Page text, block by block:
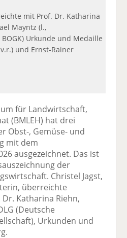
mit Prof. Dr. Katharina
Mayntz (l.,
Urkunde und Medaille
und Ernst-Rainer
für Landwirtschaft,
(BMLEH) hat drei
Obst-, Gemüse- und
mit dem
ausgezeichnet. Das ist
der
Christel Jagst,
überreichte
Katharina Riehn,
(Deutsche
Urkunden und